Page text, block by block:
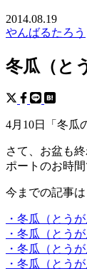
2014.08.19
やんばるたろう
冬瓜（と
4月10日「冬瓜
さて、お盆も
ポートのお時間
今までの記事は
・冬瓜（とう
・冬瓜（とう
・冬瓜（とう
・冬瓜（とう